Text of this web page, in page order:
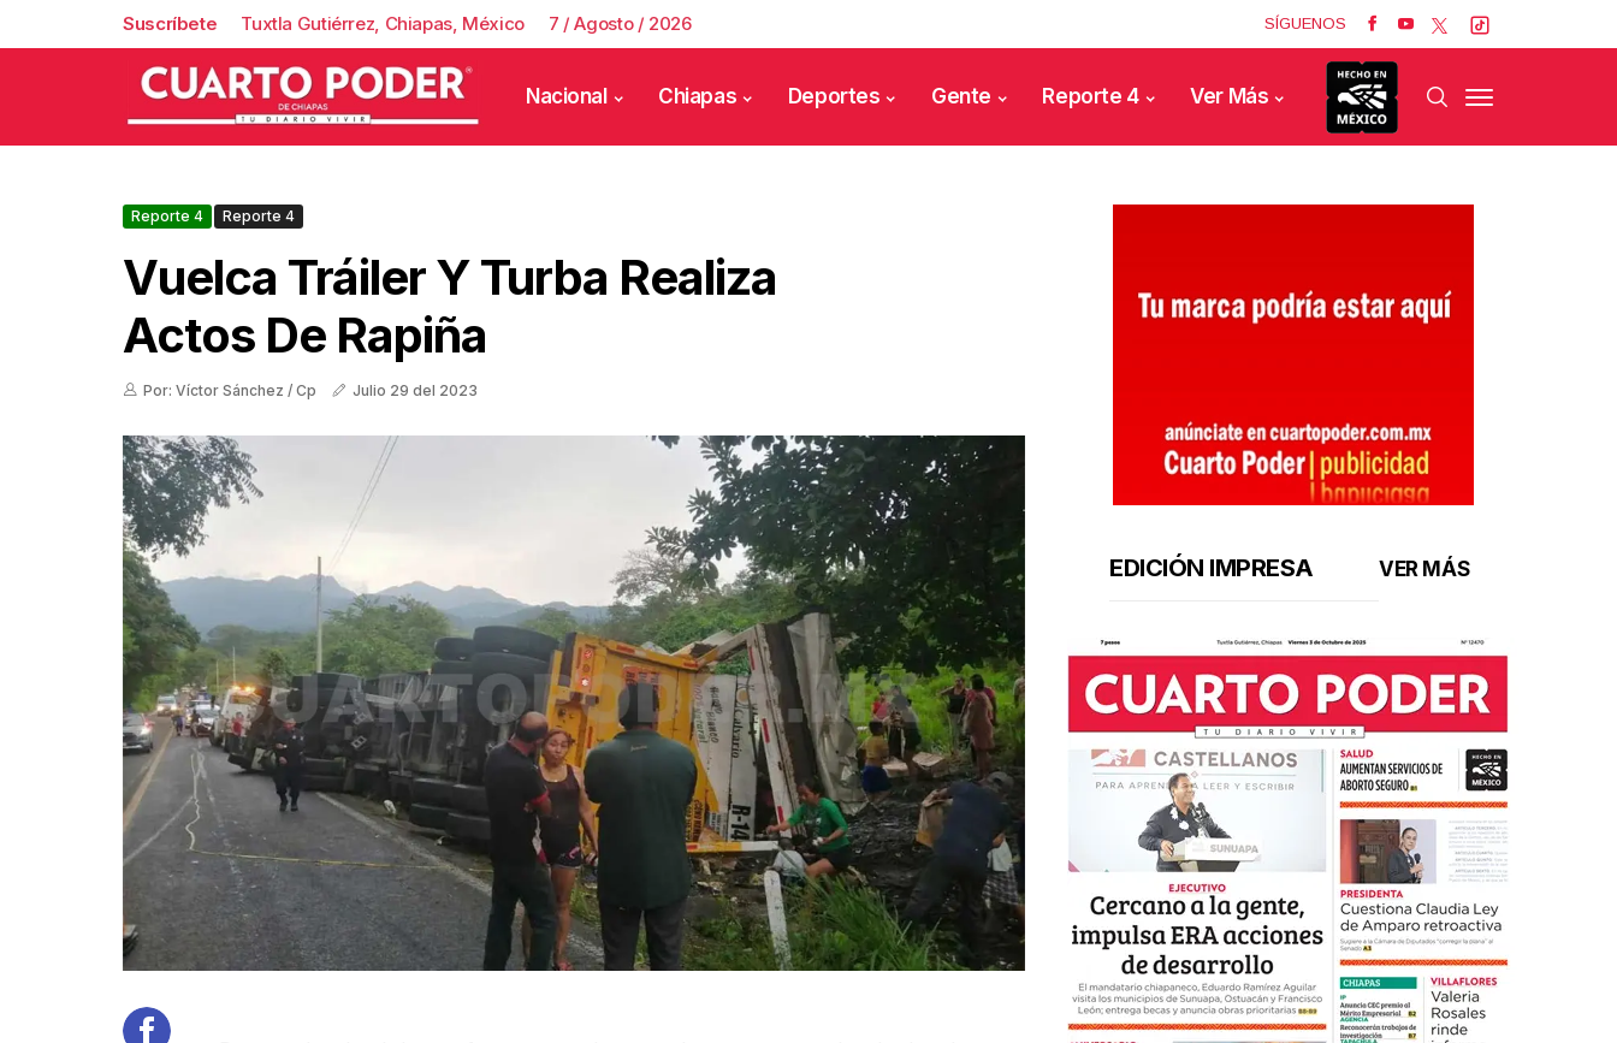
Suscríbete Tuxtla Gutiérrez, Chiapas, México 7 / Agosto / 2026 SÍGUENOS
Nacional Chiapas Deportes Gente Reporte 4 Ver Más
Reporte 4 Reporte 4
Vuelca Tráiler Y Turba Realiza
Actos De Rapiña
Por: Víctor Sánchez / Cp Julio 29 del 2023
EDICIÓN IMPRESA VER MÁS